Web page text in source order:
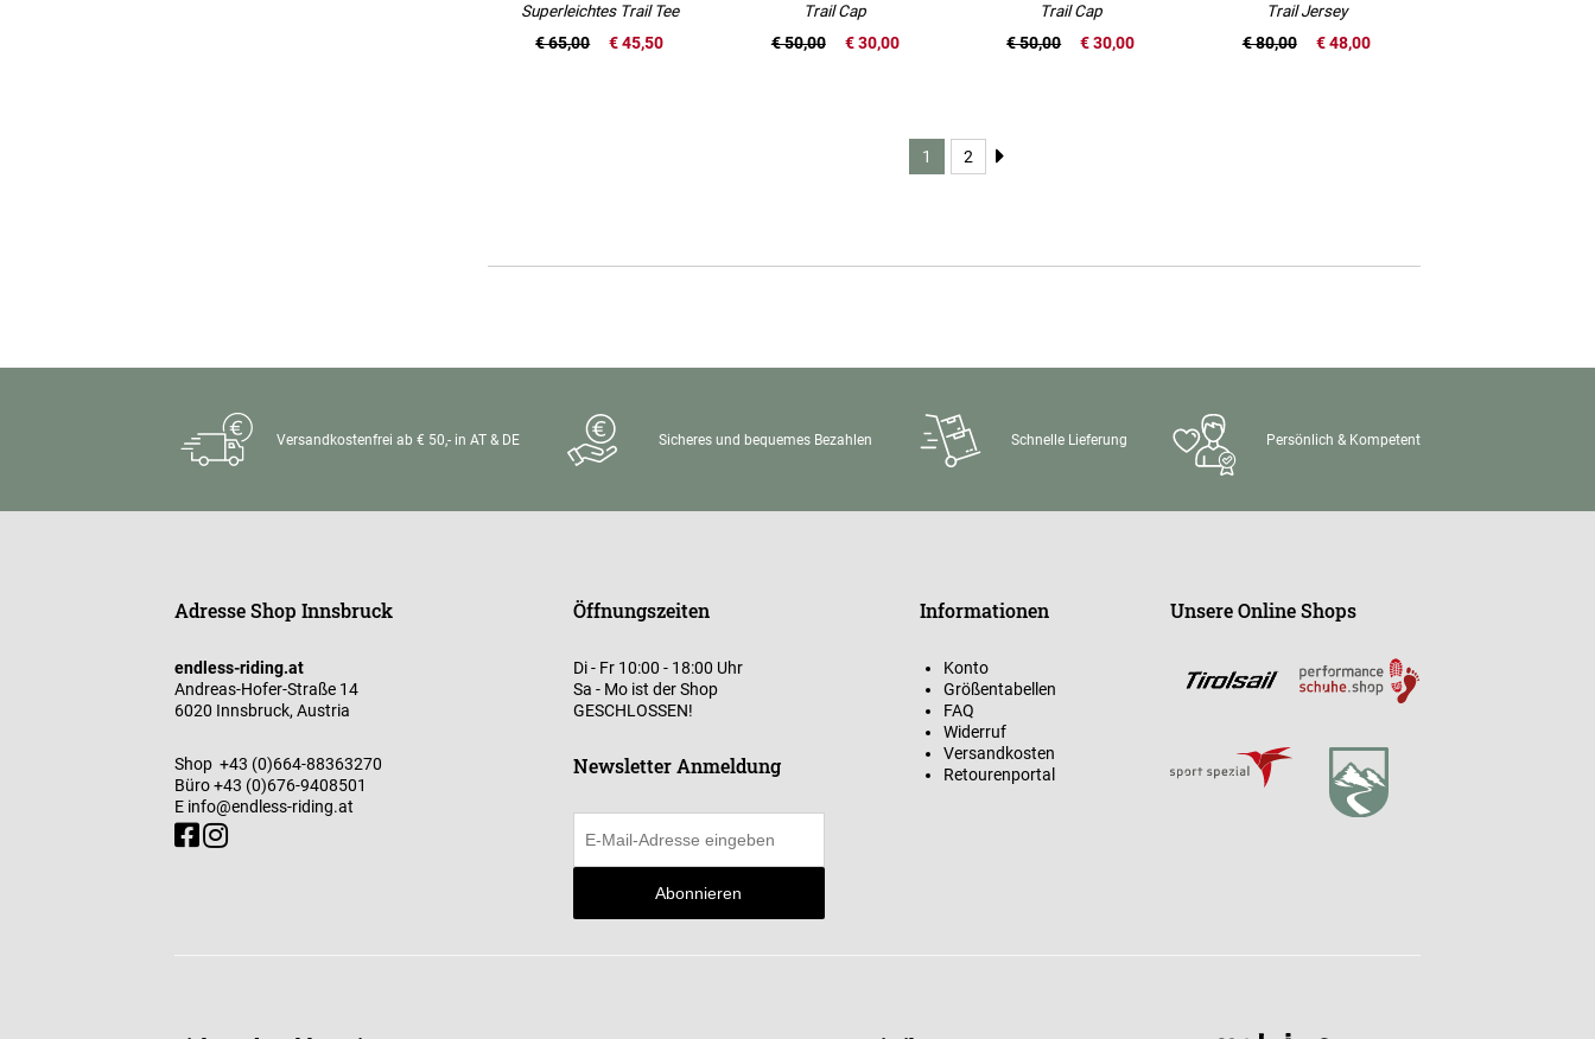
Superleichtes Trail Tee
€ 45,50
€ 65,00
Trail Cap
€ 30,00
€ 50,00
Trail Cap
€ 30,00
€ 50,00
Trail Jersey
€ 48,00
€ 80,00
1 2
Versandkostenfrei ab € 50,- in AT & DE Sicheres und bequemes Bezahlen Schnelle Lieferung Persönlich & Kompetent
Adresse Shop Innsbruck
endless-riding.at
Andreas-Hofer-Straße 14
6020 Innsbruck, Austria
Shop +43 (0)664-88363270
Büro+43 (0)676-9408501
E info@endless-riding.at
Öffnungszeiten
Di - Fr 10:00 - 18:00 Uhr
Sa - Mo ist der Shop
GESCHLOSSEN!
Newsletter Anmeldung
Abonnieren
Informationen
Konto
Größentabellen
FAQ
Widerruf
Versandkosten
Retourenportal
Unsere Online Shops